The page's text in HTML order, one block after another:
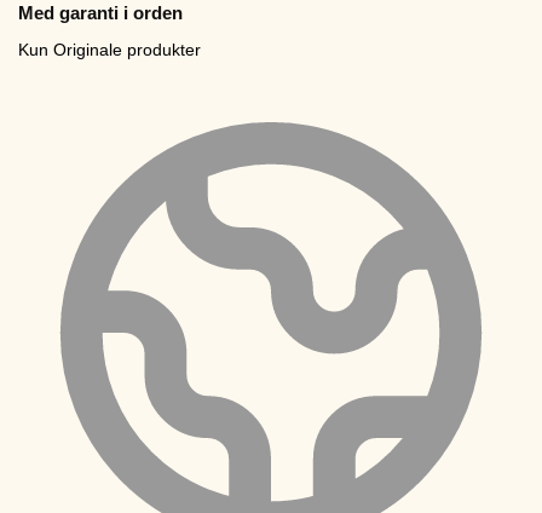
Med garanti i orden
Kun Originale produkter